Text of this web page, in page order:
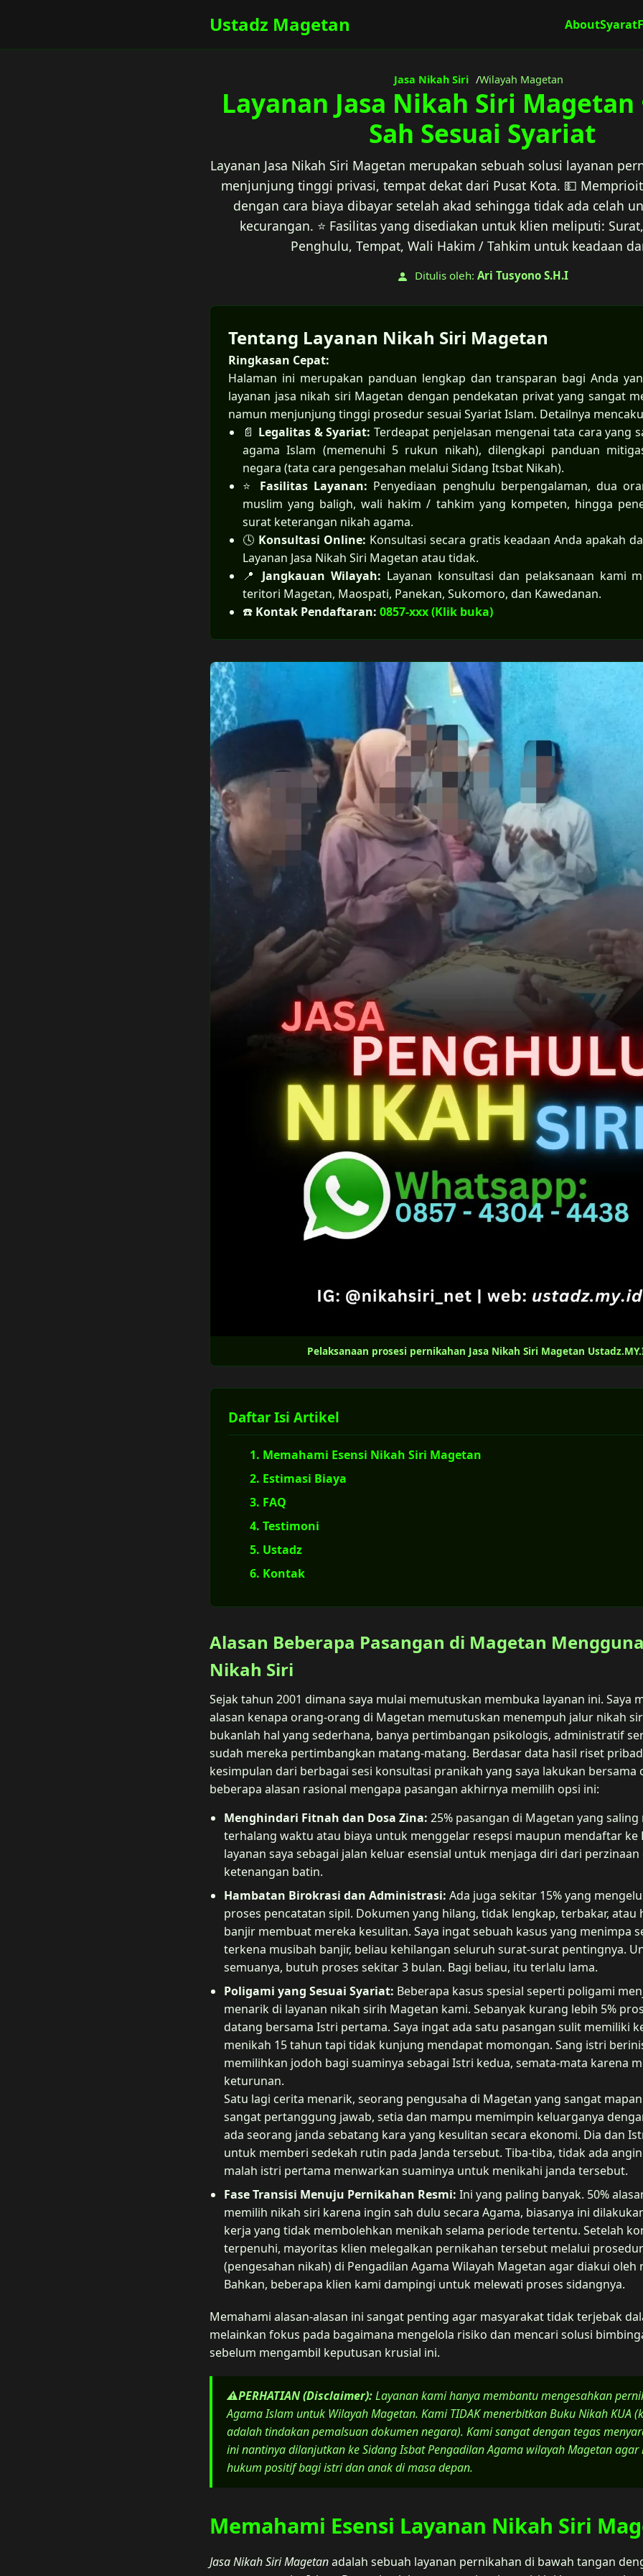
Ustadz Magetan AboutSyarat
Jasa Nikah Siri Wilayah Magetan
Layanan Jasa Nikah Siri
Sah Sesuai Syariat
Layanan Jasa Nikah Siri Magetan merupakan sebuah solusi layanan
menjunjung tinggi privasi, tempat dekat dari Pusat Kota. 💵
dengan cara biaya dibayar setelah akad sehingga tidak ada celah
kecurangan. ⭐ Fasilitas yang disediakan untuk klien meliputi:
Penghulu, Tempat, Wali Hakim / Tahkim untuk keadaan
Ditulis oleh: Ari Tusyono S.H.I
Tentang Layanan Nikah Siri Magetan
Ringkasan Cepat:
Halaman ini merupakan panduan lengkap dan transparan bagi Anda
layanan jasa nikah siri Magetan dengan pendekatan privat yang sangat
namun menjunjung tinggi prosedur sesuai Syariat Islam. Detailnya
📄 Legalitas & Syariat:Terdeapat penjelasan mengenai tata cara yang
agama Islam (memenuhi 5 rukun nikah), dilengkapi panduan
negara (tata cara pengesahan melalui Sidang Itsbat Nikah).
⭐ Fasilitas Layanan: Penyediaan penghulu berpengalaman, dua
muslim yang baligh, wali hakim / tahkim yang kompeten, hingga
surat keterangan nikah agama.
🕓 Konsultasi Online: Konsultasi secara gratis keadaan Anda apakah
Layanan Jasa Nikah Siri Magetan atau tidak.
📍 Jangkauan Wilayah: Layanan konsultasi dan pelaksanaan kami
teritori Magetan, Maospati, Panekan, Sukomoro, dan Kawedanan.
☎️ Kontak Pendaftaran: 0857-xxx (Klik buka)
Pelaksanaan prosesi pernikahan Jasa Nikah Siri Magetan
Daftar Isi Artikel
1. Memahami Esensi Nikah Siri Magetan
2. Estimasi Biaya
3. FAQ
4. Testimoni
5. Ustadz
6. Kontak
Alasan Beberapa Pasangan di Magetan
Nikah Siri
Sejak tahun 2001 dimana saya mulai memutuskan membuka layanan ini. Saya
alasan kenapa orang-orang di Magetan memutuskan menempuh jalur nikah
bukanlah hal yang sederhana, banya pertimbangan psikologis, administratif
sudah mereka pertimbangkan matang-matang. Berdasar data hasil riset
kesimpulan dari berbagai sesi konsultasi pranikah yang saya lakukan bersama
beberapa alasan rasional mengapa pasangan akhirnya memilih opsi ini:
Menghindari Fitnah dan Dosa Zina: 25% pasangan di Magetan yang
terhalang waktu atau biaya untuk menggelar resepsi maupun mendaftar ke
layanan saya sebagai jalan keluar esensial untuk menjaga diri dari
ketenangan batin.
Hambatan Birokrasi dan Administrasi: Ada juga sekitar 15% yang
proses pencatatan sipil. Dokumen yang hilang, tidak lengkap, terbakar, atau
banjir membuat mereka kesulitan. Saya ingat sebuah kasus yang menimpa
terkena musibah banjir, beliau kehilangan seluruh surat-surat pentingnya.
semuanya, butuh proses sekitar 3 bulan. Bagi beliau, itu terlalu lama.
Poligami yang Sesuai Syariat: Beberapa kasus spesial seperti poligami
menarik di layanan nikah sirih Magetan kami. Sebanyak kurang lebih 5%
datang bersama Istri pertama. Saya ingat ada satu pasangan sulit memiliki
menikah 15 tahun tapi tidak kunjung mendapat momongan. Sang istri
memilihkan jodoh bagi suaminya sebagai Istri kedua, semata-mata karena
keturunan.
Satu lagi cerita menarik, seorang pengusaha di Magetan yang sangat
sangat pertanggung jawab, setia dan mampu memimpin keluarganya
ada seorang janda sebatang kara yang kesulitan secara ekonomi. Dia dan
untuk memberi sedekah rutin pada Janda tersebut. Tiba-tiba, tidak ada
malah istri pertama menwarkan suaminya untuk menikahi janda tersebut.
Fase Transisi Menuju Pernikahan Resmi: Ini yang paling banyak. 50%
memilih nikah siri karena ingin sah dulu secara Agama, biasanya ini
kerja yang tidak membolehkan menikah selama periode tertentu. Setelah
terpenuhi, mayoritas klien melegalkan pernikahan tersebut melalui
(pengesahan nikah) di Pengadilan Agama Wilayah Magetan agar diakui oleh
Bahkan, beberapa klien kami dampingi untuk melewati proses sidangnya.
Memahami alasan-alasan ini sangat penting agar masyarakat tidak terjebak
melainkan fokus pada bagaimana mengelola risiko dan mencari solusi
sebelum mengambil keputusan krusial ini.
⚠️PERHATIAN (Disclaimer):Layanan kami hanya membantu mengesahkan
Agama Islam untuk Wilayah Magetan. Kami TIDAK menerbitkan Buku Nikah KUA
adalah tindakan pemalsuan dokumen negara). Kami sangat dengan tegas
ini nantinya dilanjutkan ke Sidang Isbat Pengadilan Agama wilayah Magetan
hukum positif bagi istri dan anak di masa depan.
Memahami Esensi Layanan Nikah Siri
Jasa Nikah Siri Magetanadalah sebuah layanan pernikahan di bawah tangan